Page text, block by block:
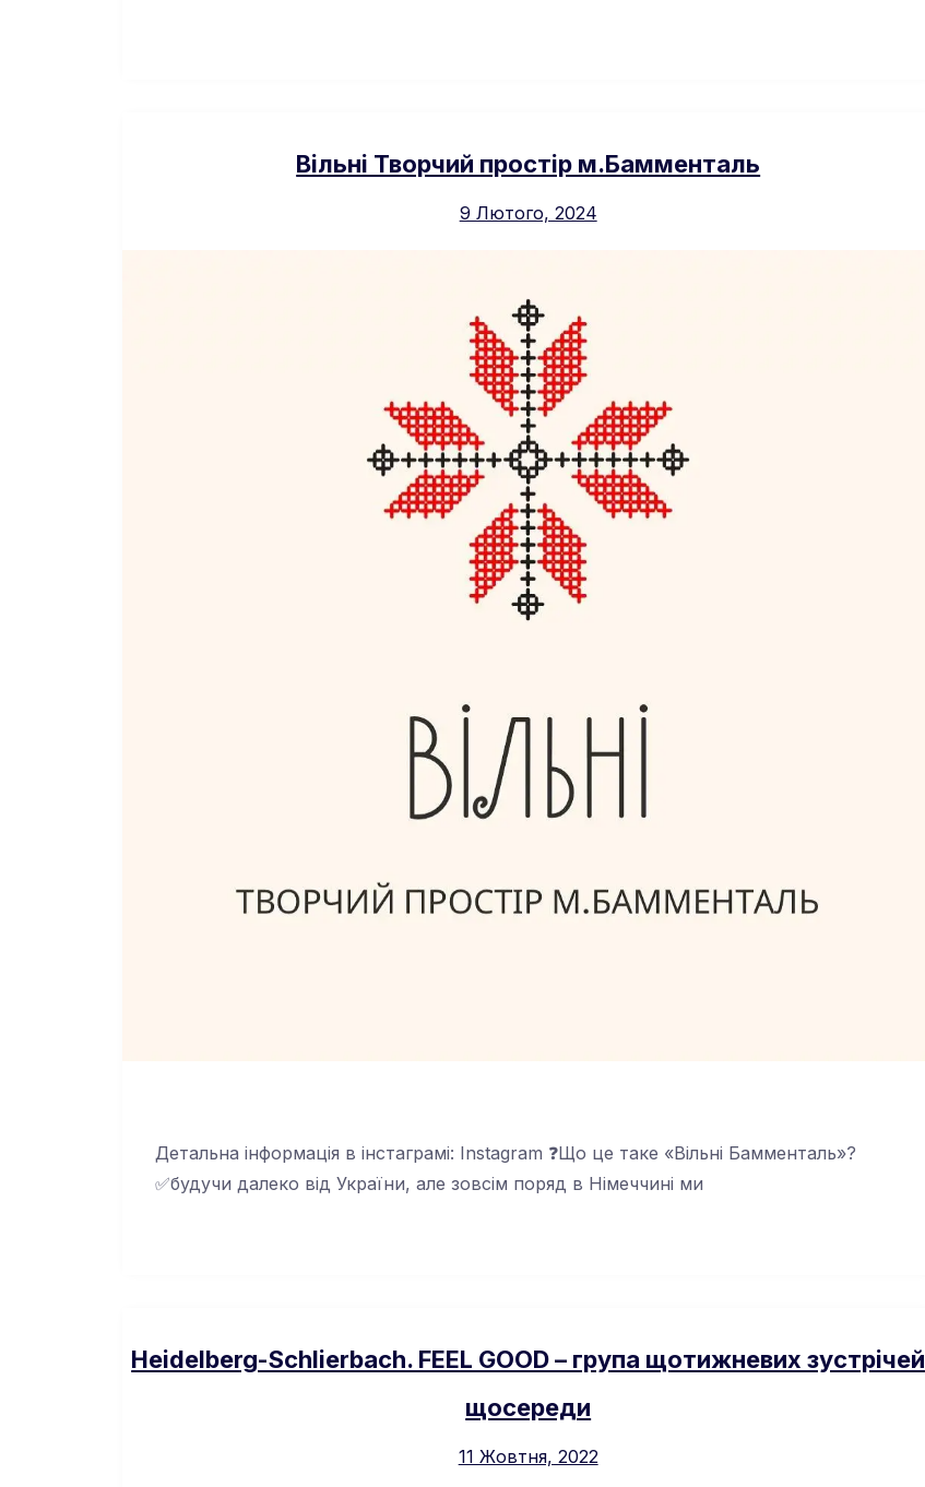
Вільні Творчий простір м.Бамменталь
9 Лютого, 2024
Детальна інформація в інстаграмі: Instagram ❓Що це таке «Вільні Бамменталь»?
✅будучи далеко від України, але зовсім поряд в Німеччині ми
Heidelberg-Schlierbach. FEEL GOOD – група щотижневих зустрічей
щосереди
11 Жовтня, 2022